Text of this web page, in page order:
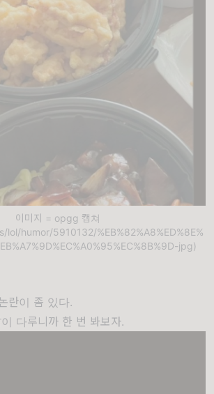
이미지 = opgg 캡쳐
humor/5910132/%EB%82%A8%ED%8E%
jpg)
란이 좀 있다.
다루니까 한 번 봐보자.